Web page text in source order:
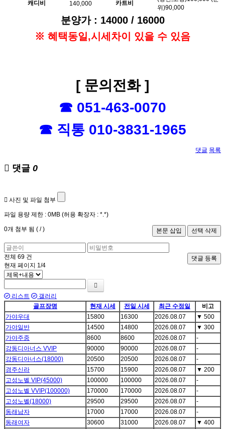
캐디비 140,000 카트비
위)90,000
분양가 : 14000 / 16000
※ 혜택동일,시세차이 있을 수 있음
[ 문의전화 ]
☎ 051-463-0070
☎ 직통 010-3831-1965
댓글 목록
댓글 0
사진 및 파일 첨부
파일 용량 제한 : 0MB (허용 확장자 : *.*)
0개 첨부 됨 ( /)
댓글 등록
전체 69 건
현재 페이지 1/4
리스트
갤러리
골프장명
현재 시세 전일 시세 최근 수정일
비고
가야우대
15800 16300 2026.08.07 ▼ 500
가야일반
14500 14800 2026.08.07 ▼ 300
가야주중
8600 8600 2026.08.07
-
강동디아너스 VVIP
90000 90000 2026.08.07
-
강동디아너스(18000)
20500 20500 2026.08.07
-
경주신라
15700 15900 2026.08.07 ▼ 200
고성노벨 VIP(45000)
100000 100000 2026.08.07
-
고성노벨 VVIP(100000)
170000 170000 2026.08.07
-
고성노벨(18000)
29500 29500 2026.08.07
-
동래남자
17000 17000 2026.08.07
-
동래여자
30600 31000 2026.08.07 ▼ 400